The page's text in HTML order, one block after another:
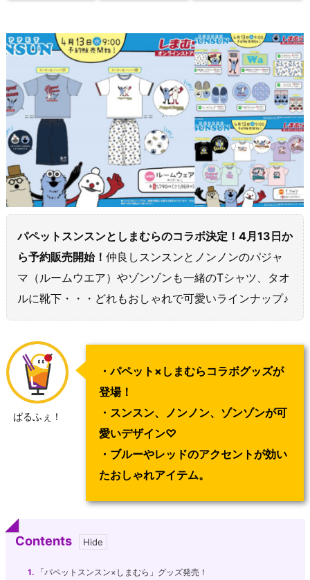
パペットスンスンとしまむらのコラボ決定！4月13日か
ら予約販売開始！ 仲良しスンスンとノンノンのパジャ
マ（ルームウエア）やゾンゾンも一緒のTシャツ、タオ
ルに靴下・・・どれもおしゃれで可愛いラインナップ♪
ぱるふぇ！
・パペット×しまむらコラボグッズが
登場！
・スンスン、ノンノン、ゾンゾンが可
愛いデザイン♡
・ブルーやレッドのアクセントが効い
たおしゃれアイテム。
Contents
1.「パペットスンスン×しまむら」グッズ発売！